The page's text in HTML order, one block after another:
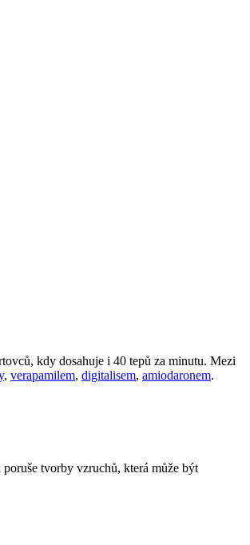
kdy dosahuje i 40 tepů za minutu. Mezi
, verapamilem, digitalisem, amiodaronem.
tvorby vzruchů, která může být